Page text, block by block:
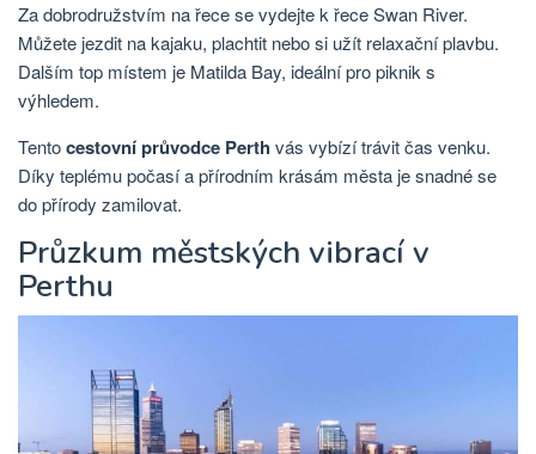
Za dobrodružstvím na řece se vydejte k řece Swan River.
Můžete jezdit na kajaku, plachtit nebo si užít relaxační plavbu.
Dalším top místem je Matilda Bay, ideální pro piknik s
výhledem.
Tentocestovní průvodce Perth vás vybízí trávit čas venku.
Díky teplému počasí a přírodním krásám města je snadné se
do přírody zamilovat.
Průzkum městských vibrací v
Perthu